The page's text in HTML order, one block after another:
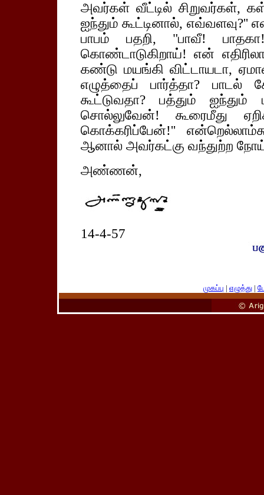
அவர்கள் வீட்டில் சிறுவர்கள்,
ஐந்தும் கூட்டினால், எவ்வளவு?''
பாபம் பதறி, "பாவீ!
கொண்டாடுகிறாய்! என்
கண்டு மயங்கி விட்டாயடா,
எழுத்தைப் பார்த்தா? பாடல்
கூட்டுவதா? பத்தும்
சொல்லுவேன்! கூரைமீது
கொக்கரிப்பேன்!''
ஆனால் அவர்கட்கு வந்துற்ற நோய்
அண்ணன்,
14-4-57
முகப்பு | எழுத்து |